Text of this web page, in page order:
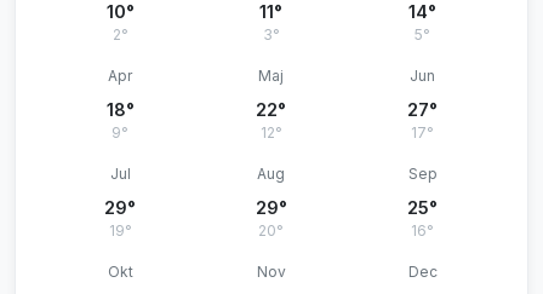
10°
2°
11°
3°
14°
5°
Apr
18°
9°
Maj
22°
12°
Jun
27°
17°
Jul
29°
19°
Aug
29°
20°
Sep
25°
16°
Okt Nov Dec